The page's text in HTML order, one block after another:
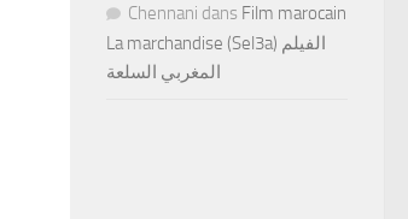
Chennani dans Film marocain
La marchandise (Sel3a) الفيلم
المغربي السلعة